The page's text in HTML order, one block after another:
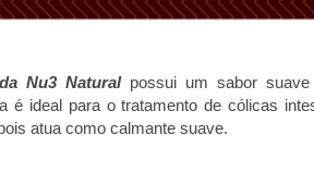
Nu3 Naturalpossui um sabor suave
é ideal para o tratamento de cólicas
atua como calmante suave.